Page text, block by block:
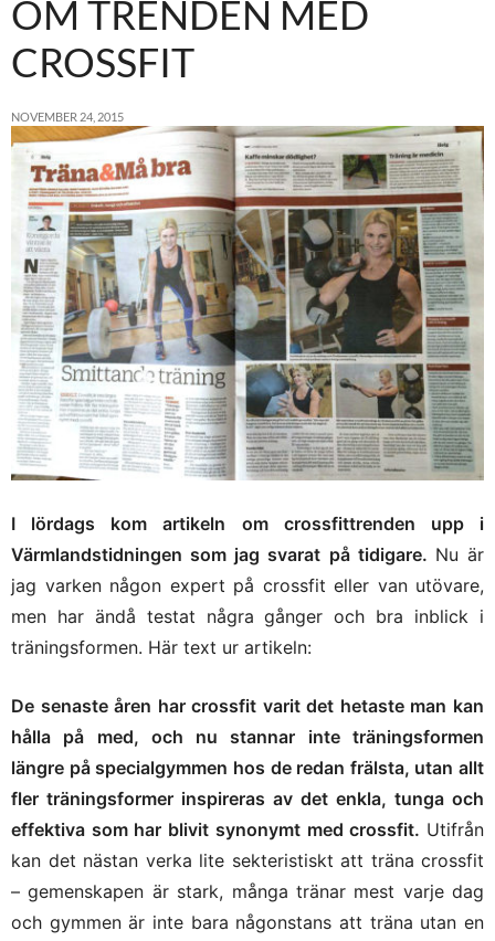
OM TRENDEN MED
CROSSFIT
NOVEMBER 24, 2015
I lördags kom artikeln om crossfittrenden upp i
Värmlandstidningen som jag svarat på tidigare. Nu är
jag varken någon expert på crossfit eller van utövare,
men har ändå testat några gånger och bra inblick i
träningsformen. Här text ur artikeln:
De senaste åren har crossfit varit det hetaste man kan
hålla på med, och nu stannar inte träningsformen
längre på specialgymmen hos de redan frälsta, utan allt
fler träningsformer inspireras av det enkla, tunga och
effektiva som har blivit synonymt med crossfit. Utifrån
kan det nästan verka lite sekteristiskt att träna crossfit
– gemenskapen är stark, många tränar mest varje dag
och gymmen är inte bara någonstans att träna utan en